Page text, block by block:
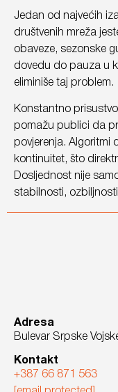
Jedan od najvećih
društvenih mreža
obaveze, sezonske
dovedu do pauza u
eliminiše taj problem.
Konstantno
pomažu publici da
povjerenja. Algoritmi
kontinuitet, što
Dosljednost nije
stabilnosti,
Adresa
Bulevar Srpske
Kontakt
+387 66 871 563